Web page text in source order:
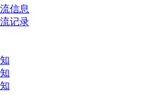
信息
记录